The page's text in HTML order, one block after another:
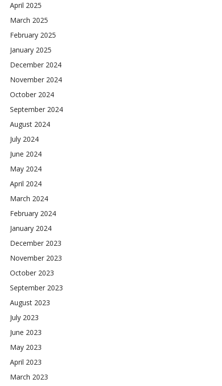
April 2025
March 2025
February 2025
January 2025
December 2024
November 2024
October 2024
September 2024
August 2024
July 2024
June 2024
May 2024
April 2024
March 2024
February 2024
January 2024
December 2023
November 2023
October 2023
September 2023
August 2023
July 2023
June 2023
May 2023
April 2023
March 2023